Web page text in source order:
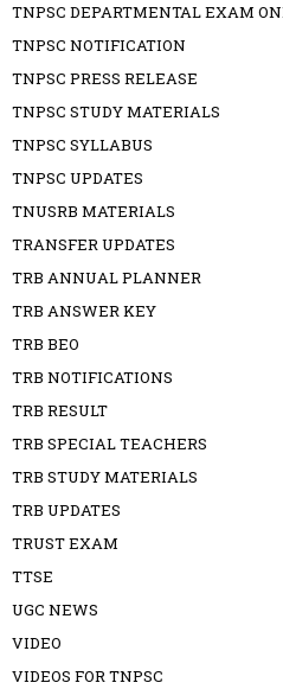
TNPSC DEPARTMENTAL EXAM
TNPSC NOTIFICATION
TNPSC PRESS RELEASE
TNPSC STUDY MATERIALS
TNPSC SYLLABUS
TNPSC UPDATES
TNUSRB MATERIALS
TRANSFER UPDATES
TRB ANNUAL PLANNER
TRB ANSWER KEY
TRB BEO
TRB NOTIFICATIONS
TRB RESULT
TRB SPECIAL TEACHERS
TRB STUDY MATERIALS
TRB UPDATES
TRUST EXAM
TTSE
UGC NEWS
VIDEO
VIDEOS FOR TNPSC